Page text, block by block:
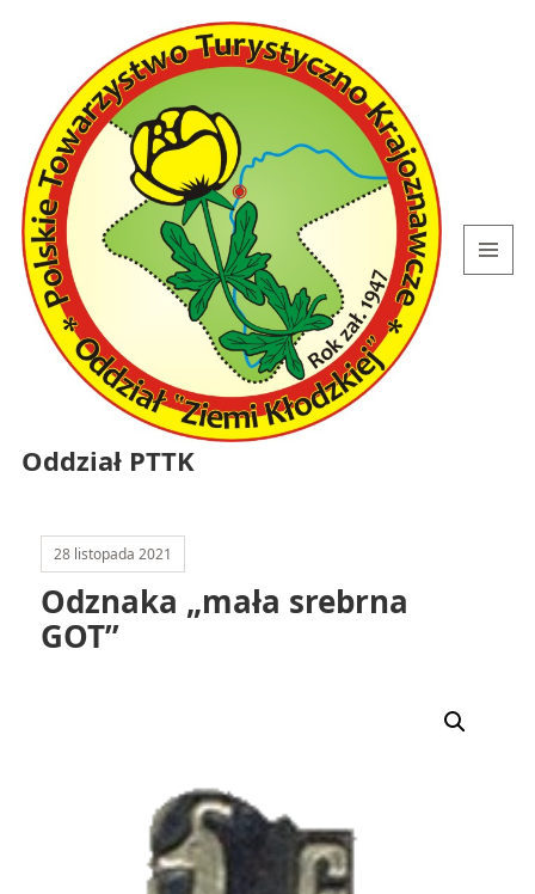
Oddział PTTK
28 listopada 2021
Odznaka „mała srebrna
GOT”